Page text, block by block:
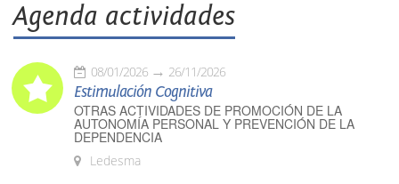
Agenda actividades
08/01/2026 26/11/2026
Estimulación Cognitiva
OTRAS ACTIVIDADES DE PROMOCIÓN DE LA
AUTONOMÍA PERSONAL Y PREVENCIÓN DE LA
DEPENDENCIA
Ledesma